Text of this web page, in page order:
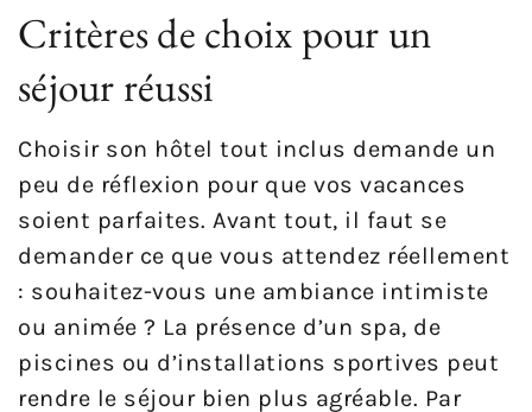
Critères de choix pour un
séjour réussi
Choisir son hôtel tout inclus demande un
peu de réflexion pour que vos vacances
soient parfaites. Avant tout, il faut se
demander ce que vous attendez réellement
: souhaitez-vous une ambiance intimiste
ou animée ? La présence d’un spa, de
piscines ou d’installations sportives peut
rendre le séjour bien plus agréable. Par